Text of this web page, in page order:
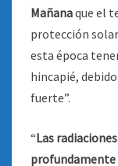
Mañanaque el
protección
esta época
hincapié,
fuerte”.
“Las
profundamente